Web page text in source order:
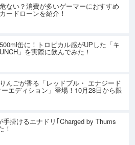
ない？消費が多いゲーマーにおすすめ
ードローンを紹介！
缶に！トロピカル感がUPした「キ
」を実際に飲んでみた！
んごが香る「レッドブル・ エナジード
エディション」登場！10月28日から限
手掛けるエナドリ｢Charged by Thums
！